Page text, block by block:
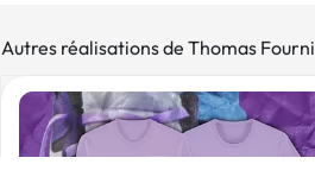
Autres réalisations de Thomas